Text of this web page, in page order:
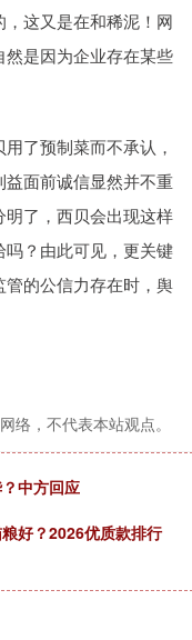
这又是在和稀泥！网
是因为企业存在某些
了预制菜而不承认，
面前诚信显然并不重
了，西贝会出现这样
？由此可见，更关键
的公信力存在时，舆
络，不代表本站观点。
中方回应
好？2026优质款排行